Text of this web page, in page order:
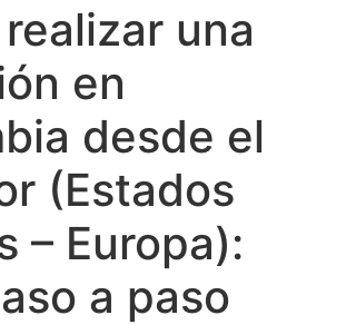
una
en
desde el
(Estados
– Europa):
a paso